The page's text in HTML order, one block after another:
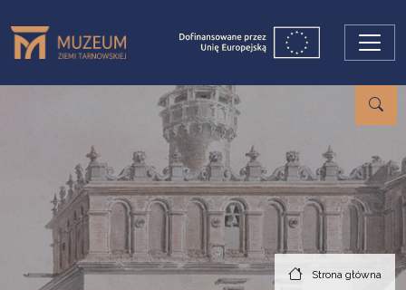
Strona główna